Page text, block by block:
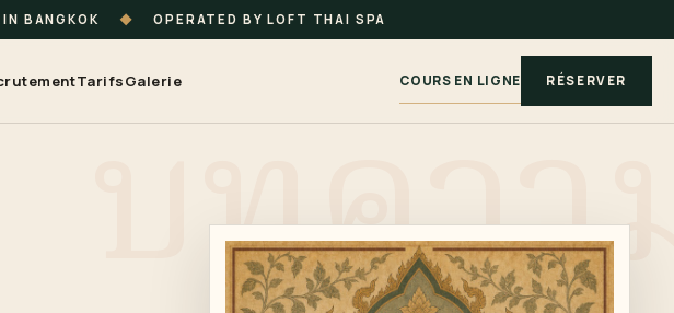
BANGKOK ◆ OPERATED BY LOFT THAI SPA
TarifsGalerie COURS EN LIGNE RÉSERVER